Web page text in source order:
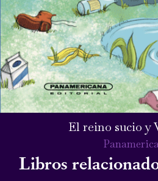
El reino sucio y
Libros